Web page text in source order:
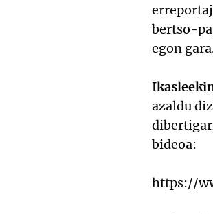
bertso-
egon
azaldu
bideoa:
https://